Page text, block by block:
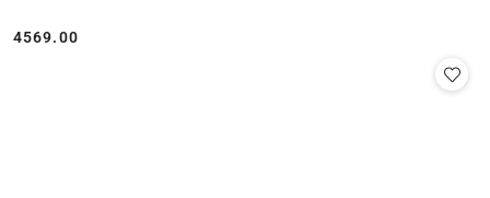
Cena:
4569.00